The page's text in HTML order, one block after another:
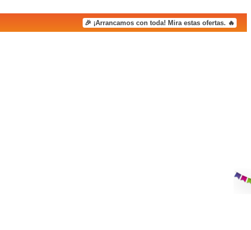
🎉 ¡Arrancamos con toda! Mira estas ofertas. 🔥